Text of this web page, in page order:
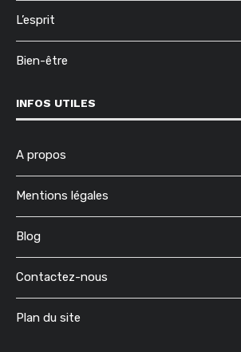
L’esprit
Bien-être
INFOS UTILES
A propos
Mentions légales
Blog
Contactez-nous
Plan du site